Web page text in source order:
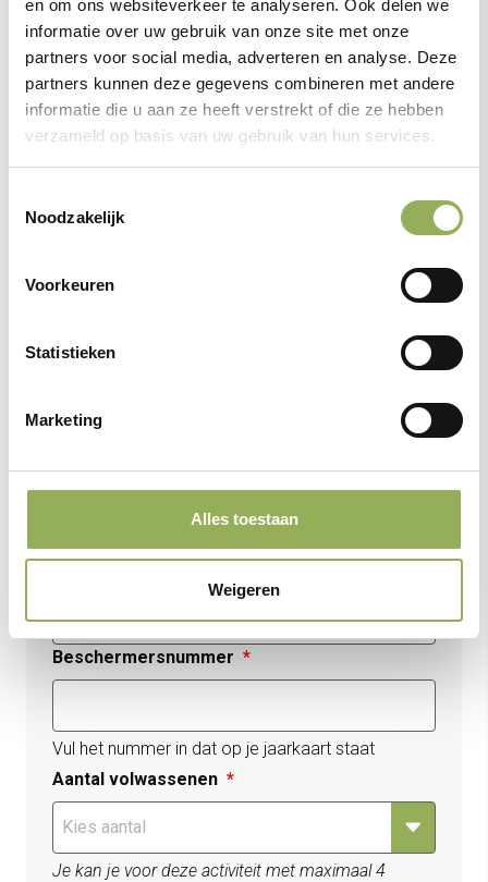
en om ons websiteverkeer te analyseren. Ook delen we
informatie over uw gebruik van onze site met onze
partners voor social media, adverteren en analyse. Deze
partners kunnen deze gegevens combineren met andere
informatie die u aan ze heeft verstrekt of die ze hebben
verzameld op basis van uw gebruik van hun services.
Noodzakelijk
Voorkeuren
Statistieken
Marketing
Alles toestaan
Weigeren
Schrijf je in
Voornaam
Beschermersnummer
Vul het nummer in dat op je jaarkaart staat
Aantal volwassenen
Je kan je voor deze activiteit met maximaal 4